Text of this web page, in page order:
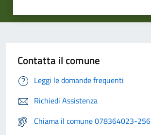
Contatta il comune
Leggi le domande frequenti
Richiedi Assistenza
Chiama il comune 078364023-256